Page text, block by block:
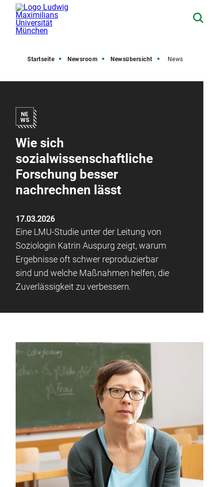
Startseite Newsroom Newsübersicht News
Wie sich
sozialwissenschaftliche
Forschung besser
nachrechnen lässt
17.03.2026
Eine LMU-Studie unter der Leitung von
Soziologin Katrin Auspurg zeigt, warum
Ergebnisse oft schwer reproduzierbar
sind und welche Maßnahmen helfen, die
Zuverlässigkeit zu verbessern.